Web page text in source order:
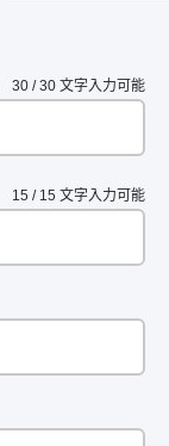
30 / 30 文字入力可能
15 / 15 文字入力可能